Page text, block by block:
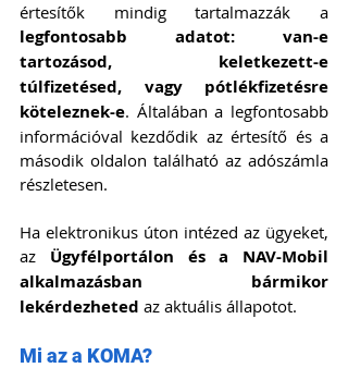
legfontosabb adatot: van-e
tartozásod, keletkezett-e
túlfizetésed, vagy pótlékfizetésre
köteleznek-e. Általában a legfontosabb
információval kezdődik az értesítő és a
második oldalon található az adószámla
részletesen.
Ha elektronikus úton intézed az ügyeket,
az Ügyfélportálon és a NAV-Mobil
alkalmazásban bármikor
lekérdezheted az aktuális állapotot.
Mi az a KOMA?